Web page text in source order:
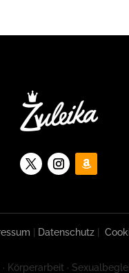
| Datenschutz|
Körperarbeit ·